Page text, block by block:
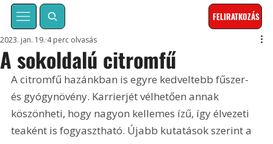
FELIRATKOZÁS
A sokoldalú citromfű
2023. jan. 19. 4 perc olvasás
A citromfű hazánkban is egyre kedveltebb fűszer-
és gyógynövény. Karrierjét vélhetően annak
köszönheti, hogy nagyon kellemes ízű, így élvezeti
teaként is fogyasztható. Újabb kutatások szerint a